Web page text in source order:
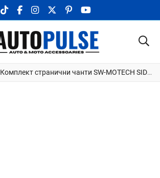
TIKTOK SOCIAL LINK
FACEBOOK SOCIAL LINK
INSTAGRAM SOCIAL LINK
X.COM SOCIAL LINK
PINTEREST SOCIAL LINK
YOUTUBE SOCIAL
Комплект странични чанти SW-MOTECH SIDEBAG SYS LEGEND LC B THRUXTON 1200 ABS